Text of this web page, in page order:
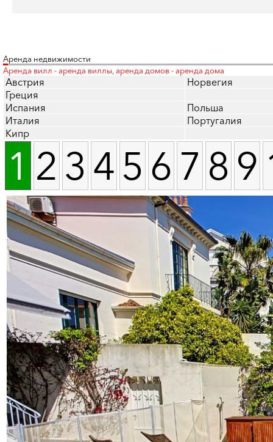
Аренда недвижимости
Аренда вилл - аренда виллы, аренда домов - аренда дома
Австрия
Норвегия
Греция
Испания
Польша
Италия
Португалия
Кипр
1 2 3 45 6 7 8 9